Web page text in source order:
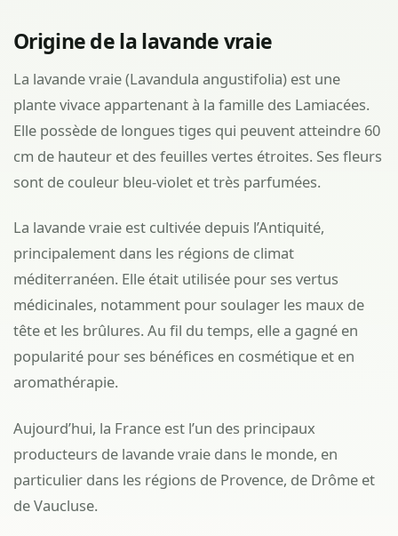
Origine de la lavande vraie
La lavande vraie (Lavandula angustifolia) est une
plante vivace appartenant à la famille des Lamiacées.
Elle possède de longues tiges qui peuvent atteindre 60
cm de hauteur et des feuilles vertes étroites. Ses fleurs
sont de couleur bleu-violet et très parfumées.
La lavande vraie est cultivée depuis l’Antiquité,
principalement dans les régions de climat
méditerranéen. Elle était utilisée pour ses vertus
médicinales, notamment pour soulager les maux de
tête et les brûlures. Au fil du temps, elle a gagné en
popularité pour ses bénéfices en cosmétique et en
aromathérapie.
Aujourd’hui, la France est l’un des principaux
producteurs de lavande vraie dans le monde, en
particulier dans les régions de Provence, de Drôme et
de Vaucluse.